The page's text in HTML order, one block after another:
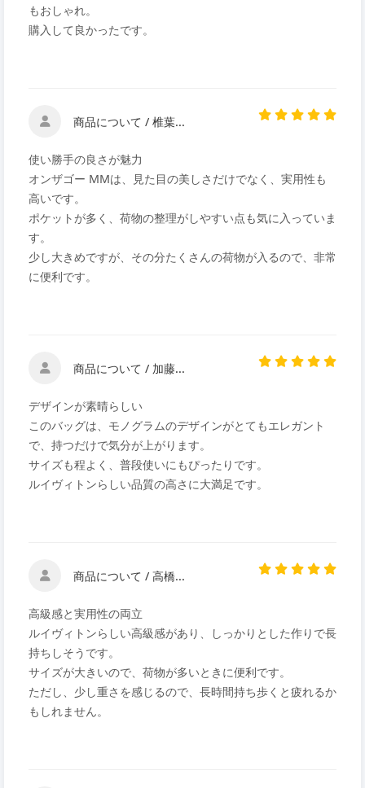
もおしゃれ。
購入して良かったです。
商品について / 椎葉...
使い勝手の良さが魅力
オンザゴー MMは、見た目の美しさだけでなく、実用性も
高いです。
ポケットが多く、荷物の整理がしやすい点も気に入っていま
す。
少し大きめですが、その分たくさんの荷物が入るので、非常
に便利です。
商品について / 加藤...
デザインが素晴らしい
このバッグは、モノグラムのデザインがとてもエレガント
で、持つだけで気分が上がります。
サイズも程よく、普段使いにもぴったりです。
ルイヴィトンらしい品質の高さに大満足です。
商品について / 高橋...
高級感と実用性の両立
ルイヴィトンらしい高級感があり、しっかりとした作りで長
持ちしそうです。
サイズが大きいので、荷物が多いときに便利です。
ただし、少し重さを感じるので、長時間持ち歩くと疲れるか
もしれません。